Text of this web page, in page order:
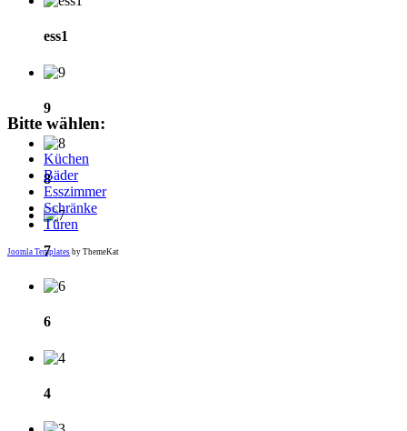
ess1
9
8
7
6
4
Bitte wählen:
Küchen
Bäder
Esszimmer
Schränke
Türen
Joomla Templates by ThemeKat